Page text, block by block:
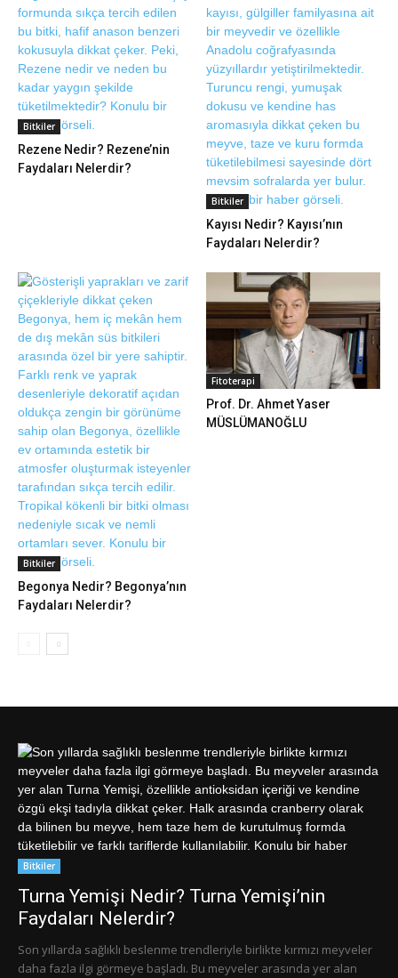
Bitkiler
Rezene Nedir? Rezene’nin
Faydaları Nelerdir?
Bitkiler
Kayısı Nedir? Kayısı’nın
Faydaları Nelerdir?
Bitkiler
Begonya Nedir? Begonya’nın
Faydaları Nelerdir?
Fitoterapi
Prof. Dr. Ahmet Yaser
MÜSLÜMANOĞLU
Bitkiler
Turna Yemişi Nedir? Turna Yemişi’nin
Faydaları Nelerdir?
Son yıllarda sağlıklı beslenme trendleriyle birlikte kırmızı meyveler
daha fazla ilgi görmeye başladı. Bu meyveler arasında yer alan